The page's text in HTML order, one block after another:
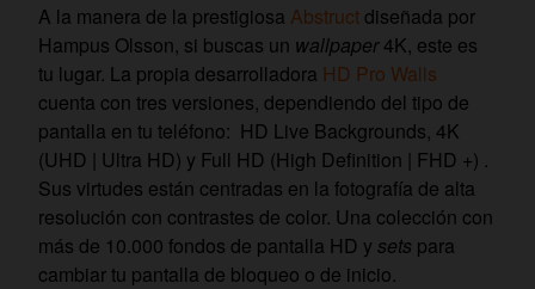
A la manera de la prestigiosa Abstruct diseñada por
Hampus Olsson, si buscas un wallpaper4K, este es
tu lugar. La propia desarrolladora HD Pro Walls
cuenta con tres versiones, dependiendo del tipo de
pantalla en tu teléfono: HD Live Backgrounds, 4K
(UHD | Ultra HD) y Full HD (High Definition | FHD +) .
Sus virtudes están centradas en la fotografía de alta
resolución con contrastes de color. Una colección con
más de 10.000 fondos de pantalla HD y sets para
cambiar tu pantalla de bloqueo o de inicio.